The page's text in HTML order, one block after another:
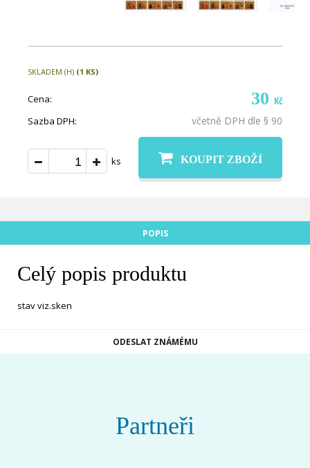
SKLADEM (H) (1 KS)
Cena: 30 Kč
Sazba DPH: včetně DPH dle § 90
ks KOUPIT ZBOŽÍ
POPIS
Celý popis produktu
stav viz.sken
ODESLAT ZNÁMÉMU
Partneři